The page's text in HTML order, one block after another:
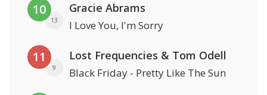
10
13
Gracie Abrams
I Love You, I'm Sorry
11
9
Lost Frequencies & Tom Odell
Black Friday - Pretty Like The Sun